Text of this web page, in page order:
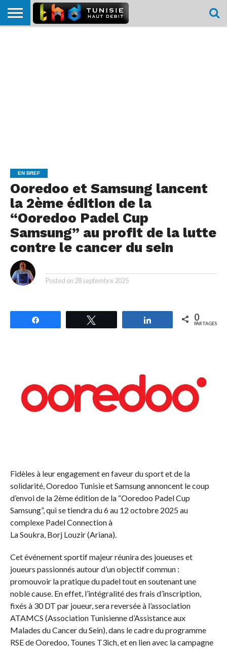
EN BREF
Ooredoo et Samsung lancent
la 2ème édition de la
“Ooredoo Padel Cup
Samsung” au profit de la lutte
contre le cancer du sein
Posted on 28 septembre 2025
Partagez 0
PARTAGES
Fidèles à leur engagement en faveur du sport et de la
solidarité, Ooredoo Tunisie et Samsung annoncent le coup
d’envoi de la 2ème édition de la “Ooredoo Padel Cup
Samsung”, qui se tiendra du 6 au 12 octobre 2025 au
complexe Padel Connection à
La Soukra, Borj Louzir (Ariana).
Cet événement sportif majeur réunira des joueuses et
joueurs passionnés autour d’un objectif commun :
promouvoir la pratique du padel tout en soutenant une
noble cause. En effet, l’intégralité des frais d’inscription,
fixés à 30 DT par joueur, sera reversée à l’association
ATAMCS (Association Tunisienne d’Assistance aux
Malades du Cancer du Sein), dans le cadre du programme
RSE de Ooredoo, Tounes T3ich, et en lien avec la campagne